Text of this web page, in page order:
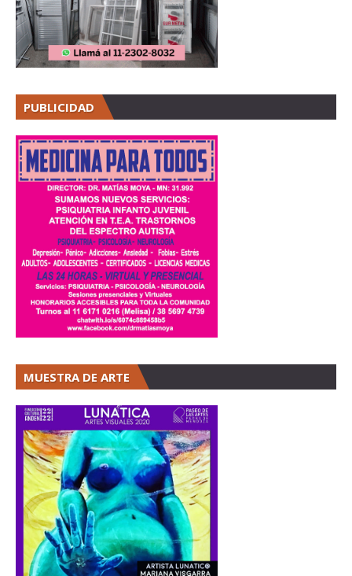
PUBLICIDAD
MUESTRA DE ARTE